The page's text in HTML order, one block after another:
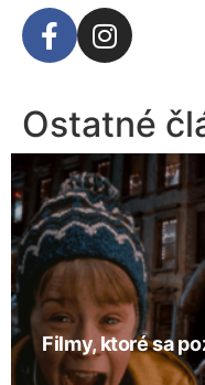
Ostatné
Filmy, ktoré sa